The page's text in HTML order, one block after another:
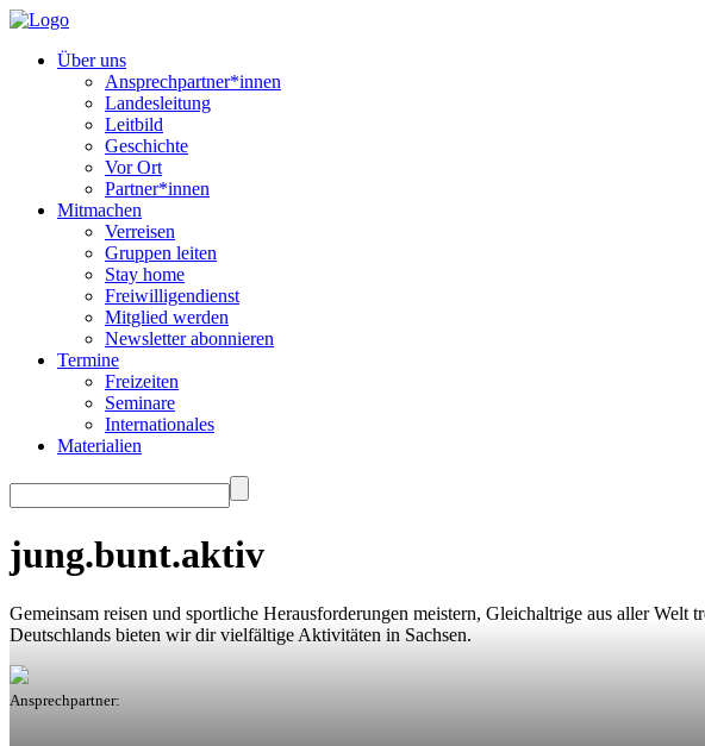
Über uns
Ansprechpartner*innen
Landesleitung
Leitbild
Geschichte
Vor Ort
Partner*innen
Mitmachen
Verreisen
Gruppen leiten
Stay home
Freiwilligendienst
Mitglied werden
Newsletter abonnieren
Termine
Freizeiten
Seminare
Internationales
Materialien
jung.bunt.aktiv
Gemeinsam reisen und sportliche Herausforderungen meistern, Gleichaltrige aus aller
Deutschlands bieten wir dir vielfältige Aktivitäten in Sachsen.
Ansprechpartner: